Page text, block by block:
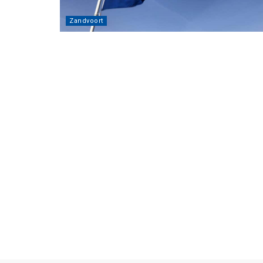
Zandvoort